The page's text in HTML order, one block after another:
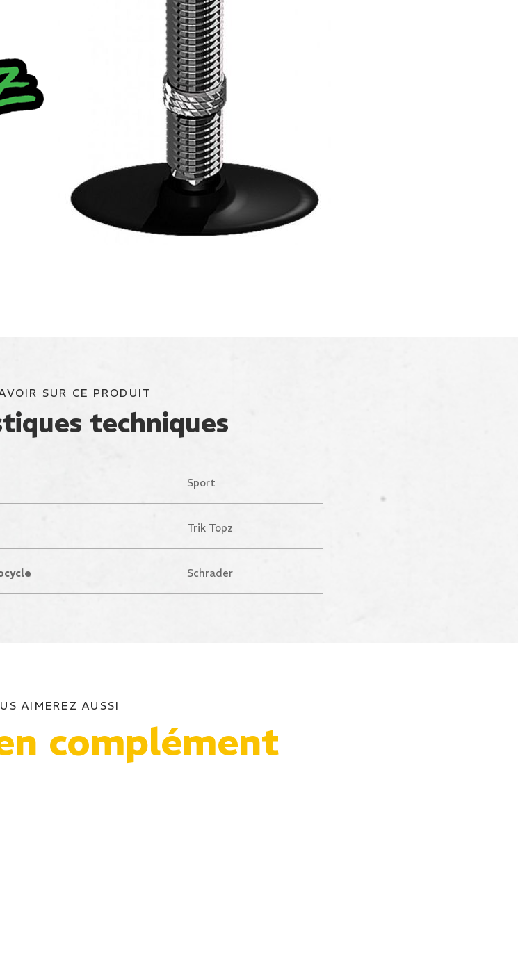
SUR CE PRODUIT
techniques
Sport
Trik Topz
Schrader
AIMEREZ AUSSI
complément